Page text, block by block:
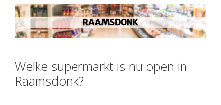
Welke supermarkt is nu open in
Raamsdonk?